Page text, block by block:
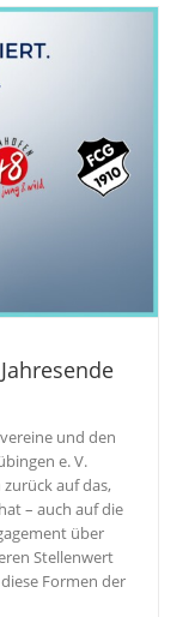
und den
e. V.
auf das,
– auch auf die
über
Stellenwert
Formen der